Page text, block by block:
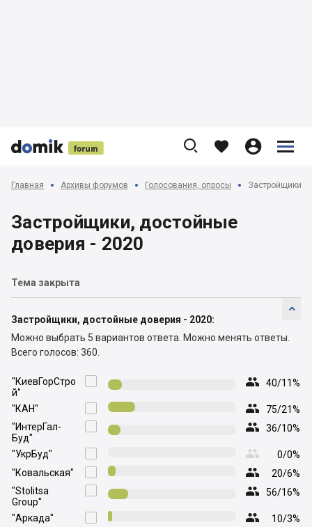


 
    


Главная Архивы форумов Голосования, опросы Застройщики,
Застройщики, достойные
доверия - 2020
Тема закрыта

Застройщики, достойные доверия - 2020:
Можно выбрать 5 вариантов ответа. Можно менять ответы.
Всего голосов: 360.

"КиевГорСтро
й"
 40/11%

"КАН"  75/21%

"ИнтерГал-
Буд"
 36/10%

"УкрБуд"  0/0%

"Ковальская"  20/6%

"Stolitsa
Group"
 56/16%

"Аркада"  10/3%